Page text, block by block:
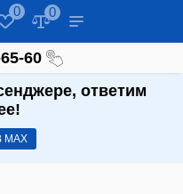
0 0
60‬
ответим
МАХ